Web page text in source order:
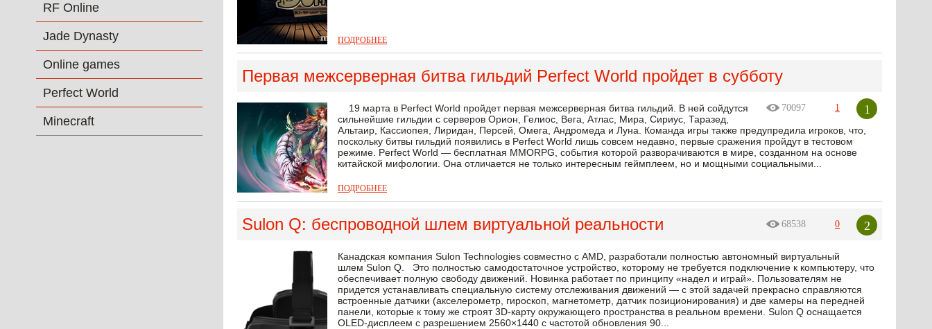
RF Online
Jade Dynasty
Online games
Perfect World
Minecraft
ПОДРОБНЕЕ
Первая межсерверная битва гильдий Perfect World пройдет в субботу
70097 1 1
19 марта в Perfect World пройдет первая межсерверная битва гильдий. В ней сойдутся
сильнейшие гильдии с серверов Орион, Гелиос, Вега, Атлас, Мира, Сириус, Таразед,
Альтаир, Кассиопея, Лиридан, Персей, Омега, Андромеда и Луна. Команда игры также предупредила игроков, что,
поскольку битвы гильдий появились в Perfect World лишь совсем недавно, первые сражения пройдут в тестовом
режиме. Perfect World — бесплатная MMORPG, события которой разворачиваются в мире, созданном на основе
китайской мифологии. Она отличается не только интересным геймплеем, но и мощными социальными...
ПОДРОБНЕЕ
Sulon Q: беспроводной шлем виртуальной реальности 68538 0 2
Канадская компания Sulon Technologies совместно с AMD, разработали полностью автономный виртуальный
шлем Sulon Q. Это полностью самодостаточное устройство, которому не требуется подключение к компьютеру, что
обеспечивает полную свободу движений. Новинка работает по принципу «надел и играй». Пользователям не
придется устанавливать специальную систему отслеживания движений — с этой задачей прекрасно справляются
встроенные датчики (акселерометр, гироскоп, магнетометр, датчик позиционирования) и две камеры на передней
панели, которые к тому же строят 3D-карту окружающего пространства в реальном времени. Sulon Q оснащается
OLED-дисплеем с разрешением 2560×1440 с частотой обновления 90...